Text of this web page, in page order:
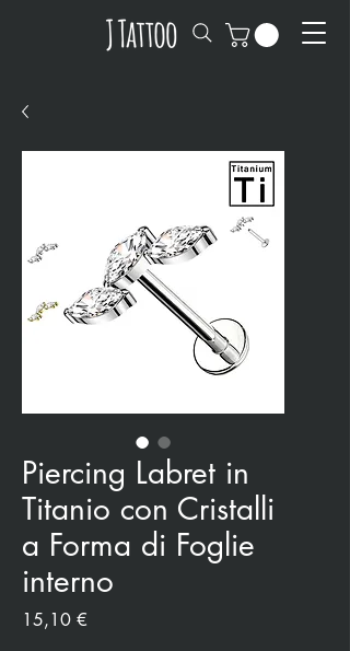
Piercing Labret in
Titanio con Cristalli
a Forma di Foglie
interno
15,10 €